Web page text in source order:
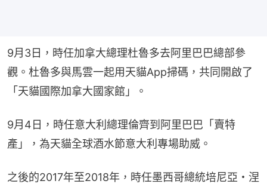
9月3日，時任加拿大總理杜魯多去阿里巴巴總部參
觀。杜魯多與馬雲一起用天貓App掃碼，共同開啟了
「天貓國際加拿大國家館」。
9月4日，時任意大利總理倫齊到阿里巴巴「賣特
產」，為天貓全球酒水節意大利專場助威。
之後的2017年至2018年，時任墨西哥總統培尼亞・涅